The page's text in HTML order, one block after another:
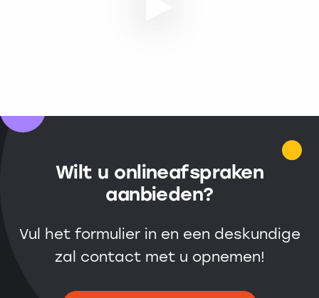
Wilt u onlineafspraken
aanbieden?
Vul het formulier in en een deskundige
zal contact met u opnemen!